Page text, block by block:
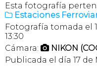
Esta fotografía
 Estaciones
Fotografía tomada el
13:30
Cámara:  NIKON
Publicada el día 17 de